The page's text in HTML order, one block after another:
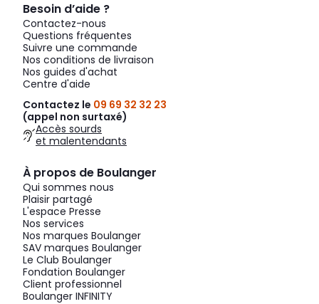
Besoin d’aide ?
Contactez-nous
Questions fréquentes
Suivre une commande
Nos conditions de livraison
Nos guides d'achat
Centre d'aide
Contactez le 09 69 32 32 23
(appel non surtaxé)
Accès sourds
et malentendants
À propos de Boulanger
Qui sommes nous
Plaisir partagé
L'espace Presse
Nos services
Nos marques Boulanger
SAV marques Boulanger
Le Club Boulanger
Fondation Boulanger
Client professionnel
Boulanger INFINITY